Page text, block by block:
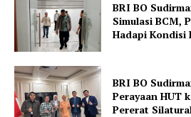
BRI BO
Simulasi BCM,
Hadapi Kondisi
BRI BO
Perayaan HUT
Pererat